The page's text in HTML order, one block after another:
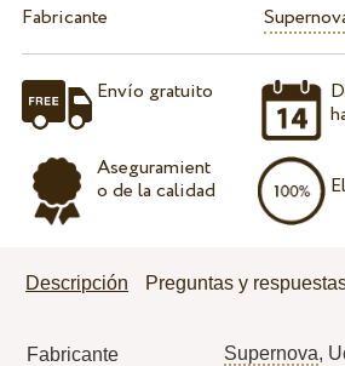
Fabricante
Envío gratuito
Aseguramient
o de la calidad
Descripción Preguntas y
Fabricante Supernova,